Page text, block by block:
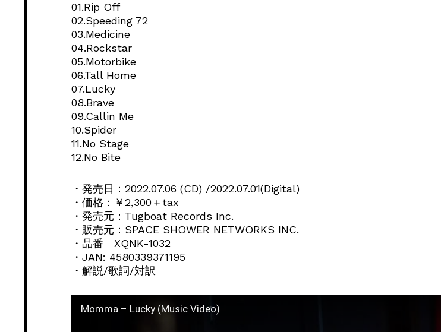
01.Rip Off
02.Speeding 72
03.Medicine
04.Rockstar
05.Motorbike
06.Tall Home
07.Lucky
08.Brave
09.Callin Me
10.Spider
11.No Stage
12.No Bite
・発売日：2022.07.06 (CD) /2022.07.01(Digital)
・価格：￥2,300＋tax
・発売元：Tugboat Records Inc.
・販売元：SPACE SHOWER NETWORKS INC.
・品番 XQNK-1032
・JAN: 4580339371195
・解説/歌詞/対訳
Momma – Lucky (Music Video)